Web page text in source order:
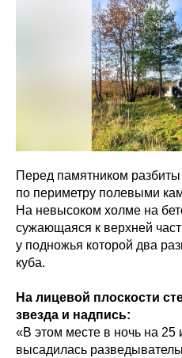
Перед памятником
по периметру полевыми
На невысоком холме на
сужающаяся к верхней
у подножья которой два
куба.
На лицевой плоскости
звезда и надпись:
«В этом месте в ночь на 25
высадилась